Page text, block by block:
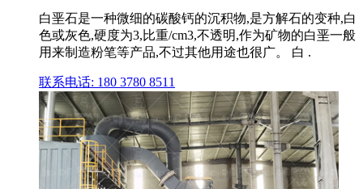
白垩石是一种微细的碳酸钙的沉积物,是方解石的变种,白
色或灰色,硬度为3,比重/cm3,不透明,作为矿物的白垩一般
用来制造粉笔等产品,不过其他用途也很广。 白 .
联系电话: 180 3780 8511